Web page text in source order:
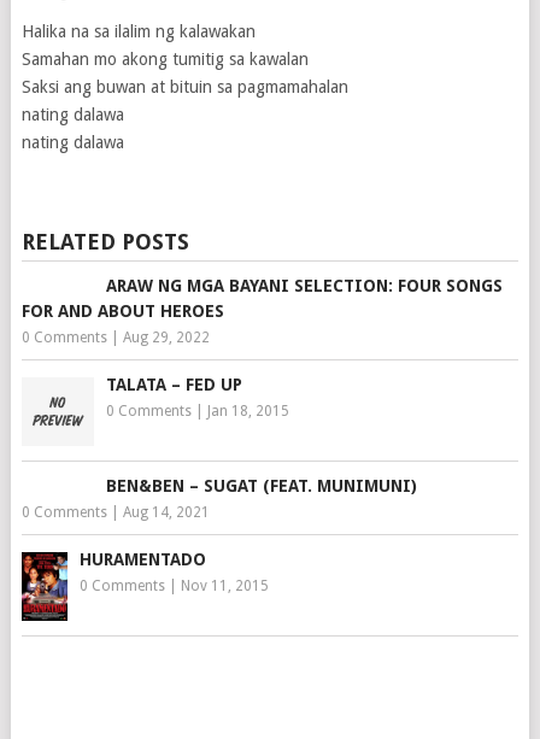
Halika na sa ilalim ng kalawakan
Samahan mo akong tumitig sa kawalan
Saksi ang buwan at bituin sa pagmamahalan
nating dalawa
nating dalawa
RELATED POSTS
ARAW NG MGA BAYANI SELECTION: FOUR SONGS
FOR AND ABOUT HEROES
0 Comments| Aug 29, 2022
TALATA – FED UP
0 Comments| Jan 18, 2015
BEN&BEN – SUGAT (FEAT. MUNIMUNI)
0 Comments| Aug 14, 2021
HURAMENTADO
0 Comments| Nov 11, 2015